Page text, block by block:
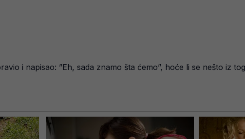
i napisao: ”Eh, sada znamo šta ćemo”, hoće li se nešto iz